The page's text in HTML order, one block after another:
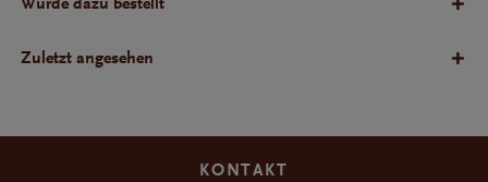
Zuletzt angesehen
KONTAKT